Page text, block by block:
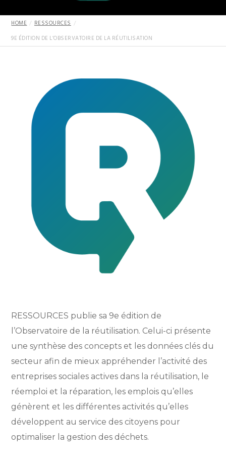
HOME
RESSOURCES
9E ÉDITION DE L’OBSERVATOIRE DE LA RÉUTILISATION
RESSOURCES publie sa 9e édition de
l’Observatoire de la réutilisation. Celui-ci présente
une synthèse des concepts et les données clés du
secteur afin de mieux appréhender l’activité des
entreprises sociales actives dans la réutilisation, le
réemploi et la réparation, les emplois qu’elles
génèrent et les différentes activités qu’elles
développent au service des citoyens pour
optimaliser la gestion des déchets.